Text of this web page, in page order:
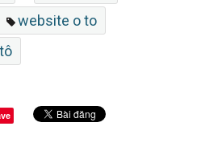
website o to